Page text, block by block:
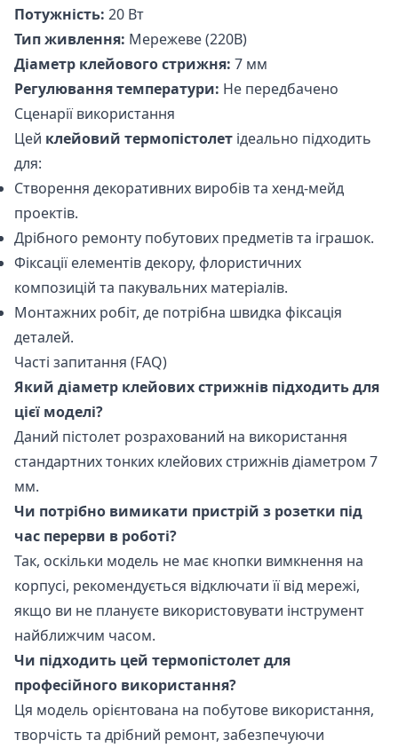
Потужність: 20 Вт
Тип живлення: Мережеве (220В)
Діаметр клейового стрижня: 7 мм
Регулювання температури: Не передбачено
Сценарії використання
Цей клейовий термопістолет ідеально підходить
для:
Створення декоративних виробів та хенд-мейд
проектів.
Дрібного ремонту побутових предметів та іграшок.
Фіксації елементів декору, флористичних
композицій та пакувальних матеріалів.
Монтажних робіт, де потрібна швидка фіксація
деталей.
Часті запитання (FAQ)
Який діаметр клейових стрижнів підходить для
цієї моделі?
Даний пістолет розрахований на використання
стандартних тонких клейових стрижнів діаметром 7
мм.
Чи потрібно вимикати пристрій з розетки під
час перерви в роботі?
Так, оскільки модель не має кнопки вимкнення на
корпусі, рекомендується відключати її від мережі,
якщо ви не плануєте використовувати інструмент
найближчим часом.
Чи підходить цей термопістолет для
професійного використання?
Ця модель орієнтована на побутове використання,
творчість та дрібний ремонт, забезпечуючи